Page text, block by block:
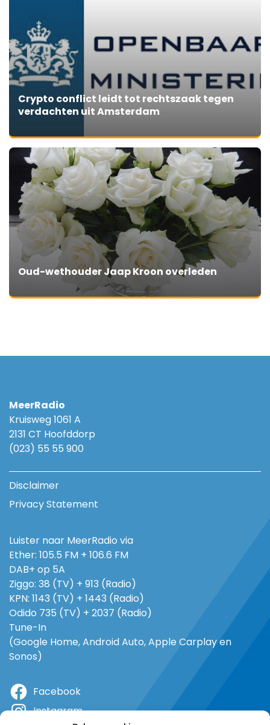
Crypto conflict leidt tot rechtszaak tegen
verdachten uit Amsterdam
Oud-wethouder Jaap Kroon overleden
MeerRadio
Kruisweg 1061 A
2131 CT Hoofddorp
(023) 55 55 900
Disclaimer
Privacy Statement
Luister naar MeerRadio via
Ether: 105.5 FM + 106.6 FM
DAB+ op 5A
Ziggo: 38 (TV) + 913 (Radio)
KPN: 1143 (TV) + 1443 (Radio)
Odido 735 (TV) + 2037 (Radio)
Tune-In
(Google Home, Android Auto, Apple Carplay en
Sonos)
Facebook
Instagram